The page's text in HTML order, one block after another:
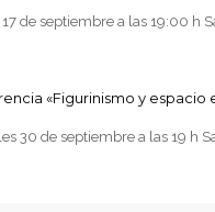
17 de septiembre a las 19:00 h
«Figurinismo y espacio
30 de septiembre a las 19 h